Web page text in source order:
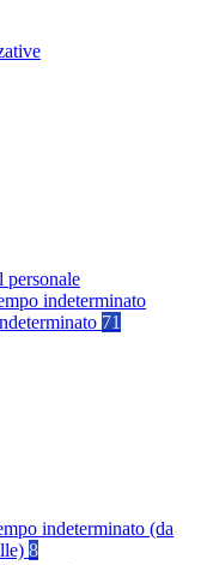
personale
indeterminato
71
indeterminato (da
8